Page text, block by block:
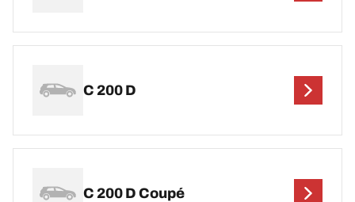
C 200 D
C 200 D Coupé